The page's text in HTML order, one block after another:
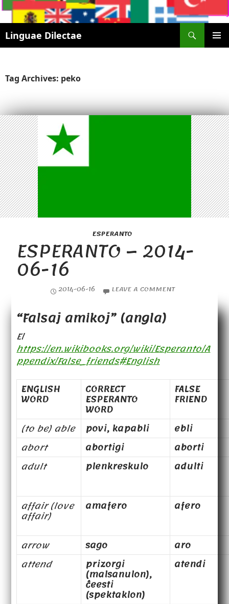
Linguae Dilectae
SKIP
Tag Archives: peko
ESPERANTO
ESPERANTO – 2014-
06-16
2014-06-16 LEAVE A COMMENT
“Falsaj amikoj” (angla)
El
https://en.wikibooks.org/wiki/Esperanto/A
ppendix/False_friends#English
ENGLISH
WORD
CORRECT
ESPERANTO
WORD
FALSE
FRIEND
(to be) able
povi, kapabli
ebli
abort
abortigi
aborti
adult
plenkreskulo adulti
affair (love
affair)
amafero afero
arrow sago
aro
attend
prizorgi
(malsanulon),
ĉeesti
(spektaklon)
atendi